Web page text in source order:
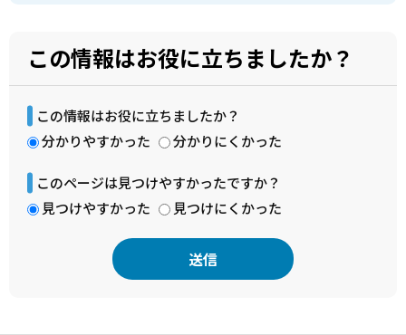
この情報はお役に立ちましたか？
この情報はお役に立ちましたか？
分かりやすかった
分かりにくかった
このページは見つけやすかったですか？
見つけやすかった
見つけにくかった